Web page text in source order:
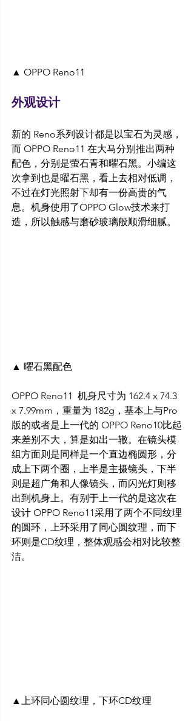
▲ OPPO Reno11
外观设计
新的 Reno系列设计都是以宝石为灵感，
而 OPPO Reno11 在大马分别推出两种
配色，分别是萤石青和曜石黑。小编这
次拿到也是曜石黑，看上去相对低调，
不过在灯光照射下却有一份高贵的气
息。机身使用了OPPO Glow技术来打
造，所以触感与磨砂玻璃般顺滑细腻。
▲ 曜石黑配色
OPPO Reno11  机身尺寸为 162.4 x 74.3
x 7.99mm，重量为 182g，基本上与Pro
版的或者是上一代的 OPPO Reno10比起
来差别不大，算是如出一辙。在镜头模
组方面则是同样是一个直边椭圆形，分
成上下两个圈，上半是主摄镜头，下半
则是超广角和人像镜头，而闪光灯则移
出到机身上。有别于上一代的是这次在
设计 OPPO Reno11采用了两个不同纹理
的圆环，上环采用了同心圆纹理，而下
环则是CD纹理，整体观感会相对比较整
洁。
▲上环同心圆纹理，下环CD纹理